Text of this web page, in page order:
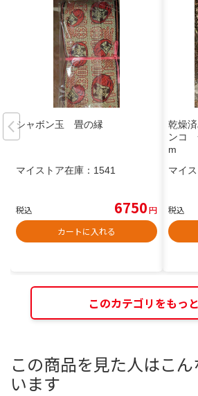
シャボン玉 畳の縁
マイストア在庫： 1541
税込 6750円
カートに入れる
乾燥
ンコ
m
マイ
税込
このカテゴリをもっ
この商品を見た人はこ
います